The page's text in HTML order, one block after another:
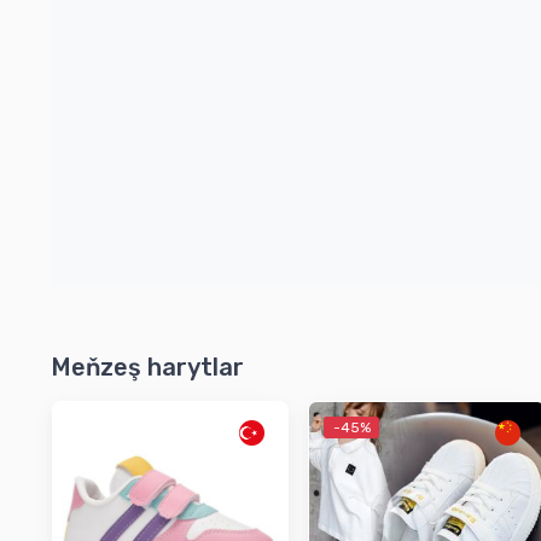
Meňzeş harytlar
-45%